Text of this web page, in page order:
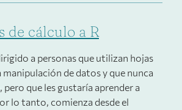
de cálculo a R
a personas que utilizan hojas
manipulación de datos y que nunca
que les gustaría aprender a
lo tanto, comienza desde el